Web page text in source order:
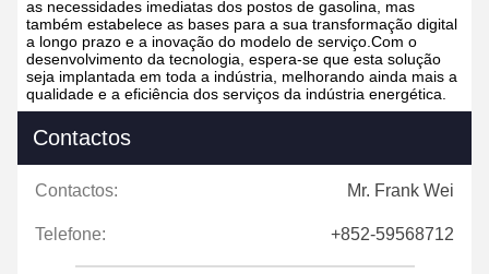
as necessidades imediatas dos postos de gasolina, mas
também estabelece as bases para a sua transformação digital
a longo prazo e a inovação do modelo de serviço.Com o
desenvolvimento da tecnologia, espera-se que esta solução
seja implantada em toda a indústria, melhorando ainda mais a
qualidade e a eficiência dos serviços da indústria energética.
Contactos
Contactos: Mr. Frank Wei
Telefone: +852-59568712